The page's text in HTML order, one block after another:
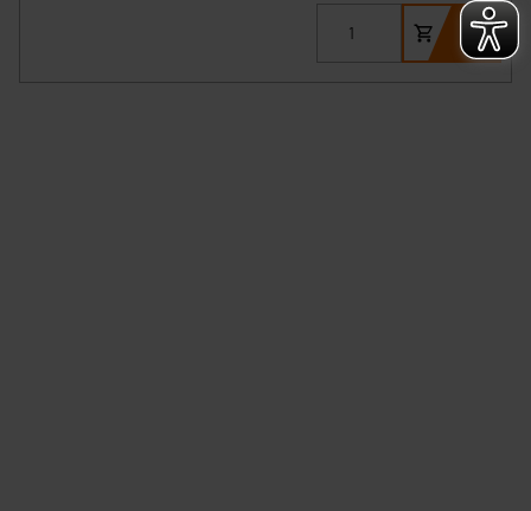
Überwachungsprogrammen verarbeiten, ohne dass
hiergegen Klagemöglichkeiten für Europäer bestehen.